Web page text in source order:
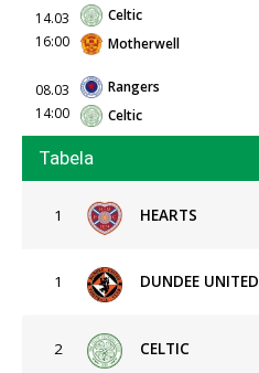
14.03
16:00
Celtic
Motherwell
08.03
14:00
Rangers
Celtic
Tabela
1 HEARTS
1 DUNDEE UNITED
2 CELTIC